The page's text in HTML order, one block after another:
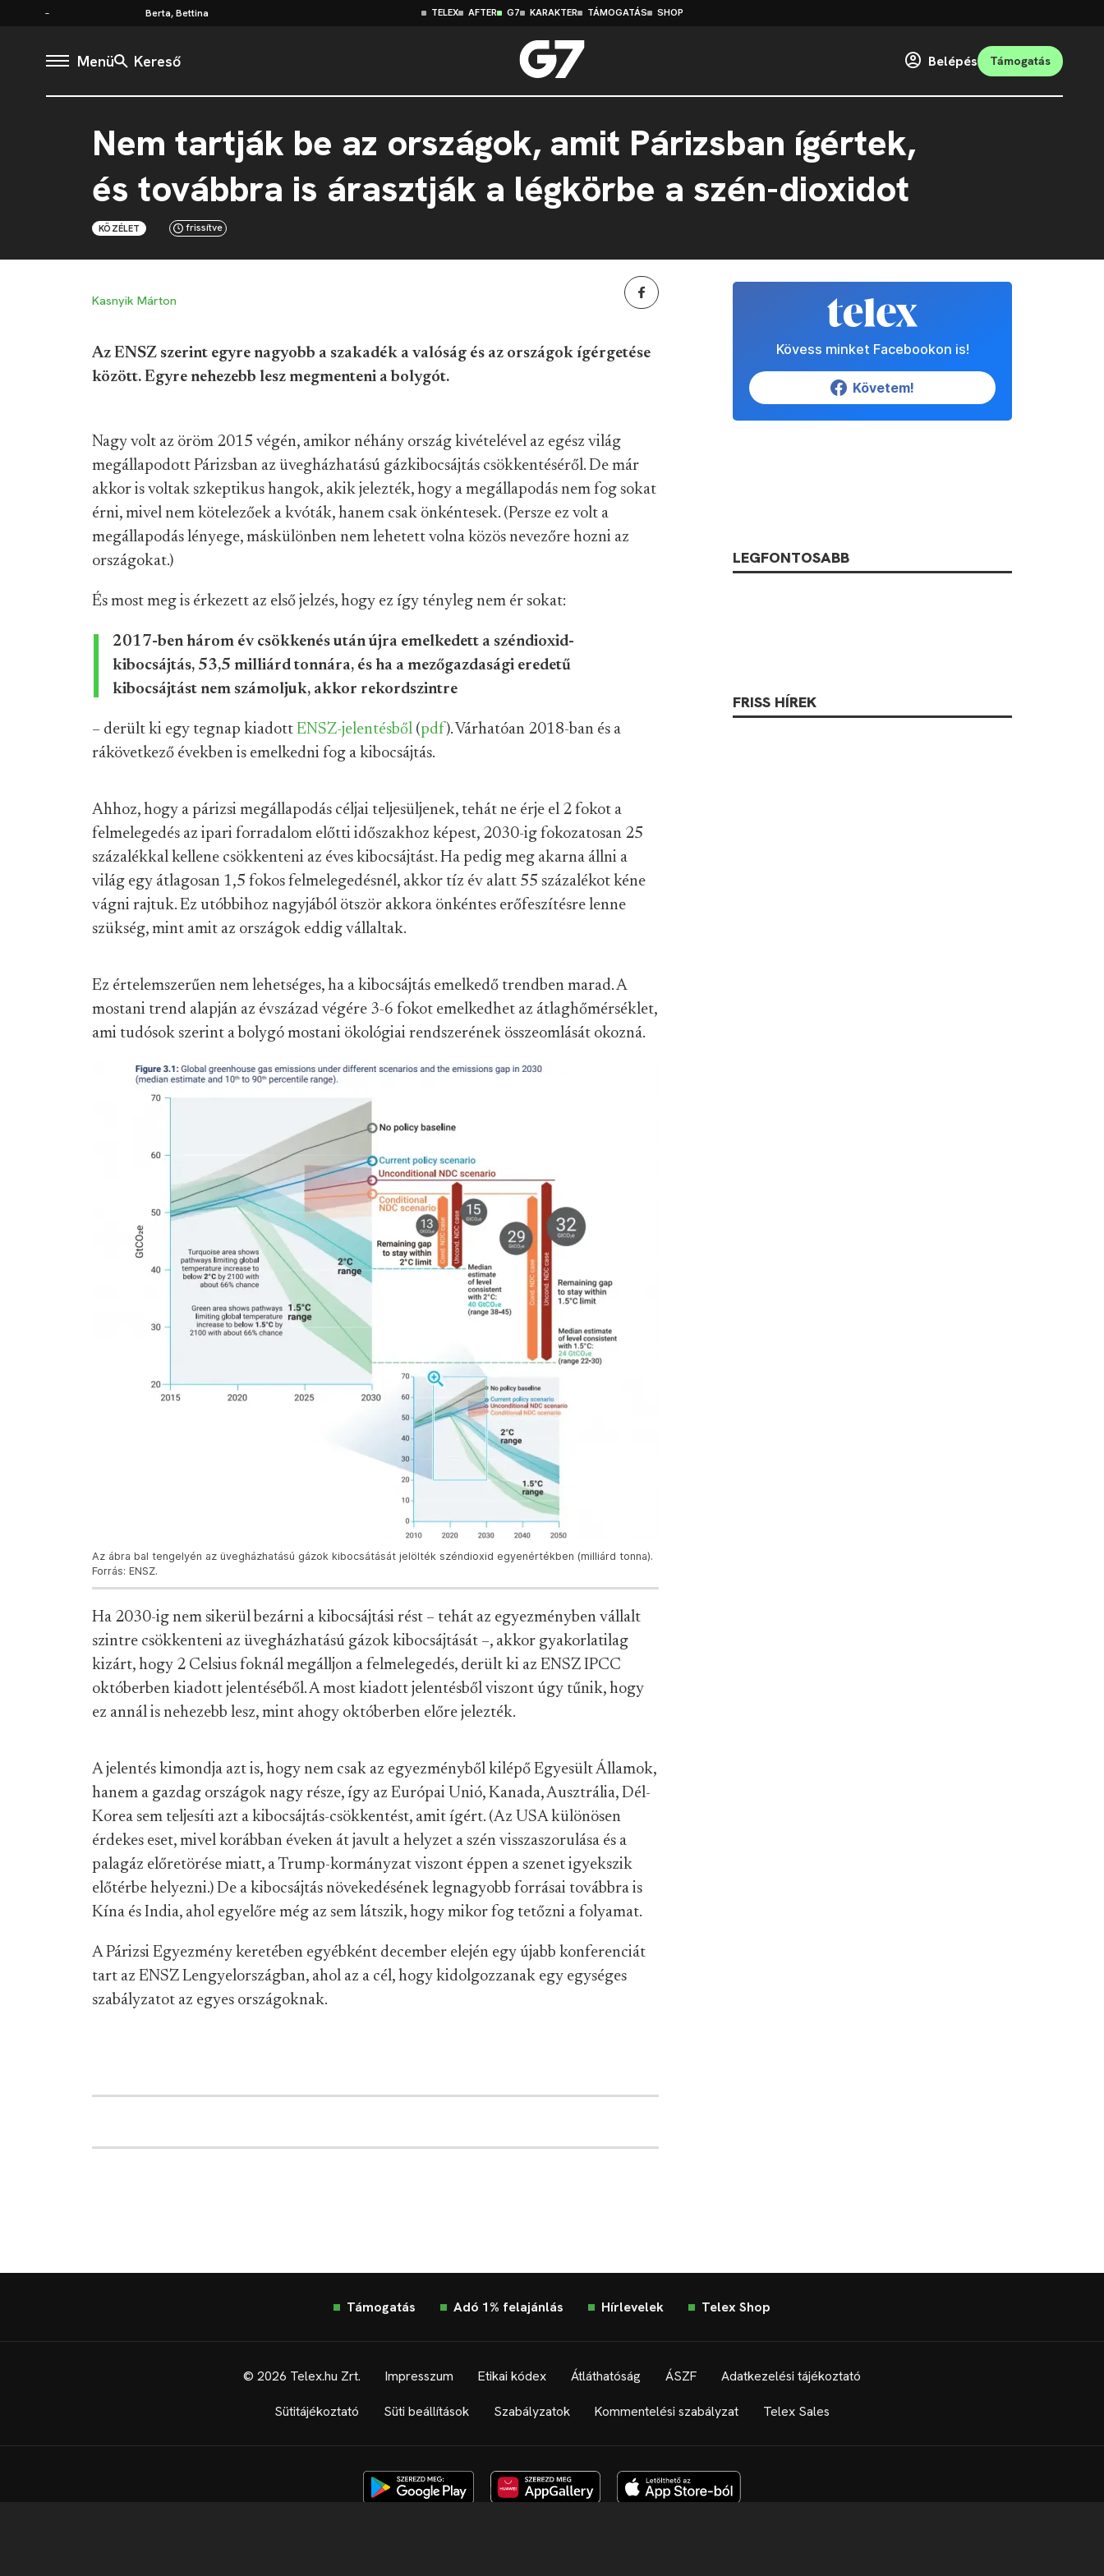
Berta, Bettina TELEX AFTER G7 KARAKTER TÁMOGATÁS SHOP
Menü Kereső Belépés Támogatás
Nem tartják be az országok, amit Párizsban ígértek,
és továbbra is árasztják a légkörbe a szén-dioxidot
KÖZÉLET frissítve
Kasnyik Márton
Az ENSZ szerint egyre nagyobb a szakadék a valóság és az országok ígérgetése
között. Egyre nehezebb lesz megmenteni a bolygót.
Nagy volt az öröm 2015 végén, amikor néhány ország kivételével az egész világ
megállapodott Párizsban az üvegházhatású gázkibocsájtás csökkentéséről. De már
akkor is voltak szkeptikus hangok, akik jelezték, hogy a megállapodás nem fog sokat
érni, mivel nem kötelezőek a kvóták, hanem csak önkéntesek. (Persze ez volt a
megállapodás lényege, máskülönben nem lehetett volna közös nevezőre hozni az
országokat.)
És most meg is érkezett az első jelzés, hogy ez így tényleg nem ér sokat:
2017-ben három év csökkenés után újra emelkedett a széndioxid-
kibocsájtás, 53,5 milliárd tonnára, és ha a mezőgazdasági eredetű
kibocsájtást nem számoljuk, akkor rekordszintre
– derült ki egy tegnap kiadott ENSZ-jelentésből (pdf). Várhatóan 2018-ban és a
rákövetkező években is emelkedni fog a kibocsájtás.
Ahhoz, hogy a párizsi megállapodás céljai teljesüljenek, tehát ne érje el 2 fokot a
felmelegedés az ipari forradalom előtti időszakhoz képest, 2030-ig fokozatosan 25
százalékkal kellene csökkenteni az éves kibocsájtást. Ha pedig meg akarna állni a
világ egy átlagosan 1,5 fokos felmelegedésnél, akkor tíz év alatt 55 százalékot kéne
vágni rajtuk. Ez utóbbihoz nagyjából ötször akkora önkéntes erőfeszítésre lenne
szükség, mint amit az országok eddig vállaltak.
Ez értelemszerűen nem lehetséges, ha a kibocsájtás emelkedő trendben marad. A
mostani trend alapján az évszázad végére 3-6 fokot emelkedhet az átlaghőmérséklet,
ami tudósok szerint a bolygó mostani ökológiai rendszerének összeomlását okozná.
Az ábra bal tengelyén az üvegházhatású gázok kibocsátását jelölték széndioxid egyenértékben (milliárd tonna).
Forrás: ENSZ.
Ha 2030-ig nem sikerül bezárni a kibocsájtási rést – tehát az egyezményben vállalt
szintre csökkenteni az üvegházhatású gázok kibocsájtását –, akkor gyakorlatilag
kizárt, hogy 2 Celsius foknál megálljon a felmelegedés, derült ki az ENSZ IPCC
októberben kiadott jelentéséből. A most kiadott jelentésből viszont úgy tűnik, hogy
ez annál is nehezebb lesz, mint ahogy októberben előre jelezték.
A jelentés kimondja azt is, hogy nem csak az egyezményből kilépő Egyesült Államok,
hanem a gazdag országok nagy része, így az Európai Unió, Kanada, Ausztrália, Dél-
Korea sem teljesíti azt a kibocsájtás-csökkentést, amit ígért. (Az USA különösen
érdekes eset, mivel korábban éveken át javult a helyzet a szén visszaszorulása és a
palagáz előretörése miatt, a Trump-kormányzat viszont éppen a szenet igyekszik
előtérbe helyezni.) De a kibocsájtás növekedésének legnagyobb forrásai továbbra is
Kína és India, ahol egyelőre még az sem látszik, hogy mikor fog tetőzni a folyamat.
A Párizsi Egyezmény keretében egyébként december elején egy újabb konferenciát
tart az ENSZ Lengyelországban, ahol az a cél, hogy kidolgozzanak egy egységes
szabályzatot az egyes országoknak.
Kövess minket Facebookon is!
Követem!
LEGFONTOSABB
FRISS HÍREK
Támogatás Adó 1% felajánlás Hírlevelek Telex Shop
© 2026 Telex.hu Zrt. Impresszum Etikai kódex Átláthatóság ÁSZF Adatkezelési tájékoztató
Sütitájékoztató Süti beállítások Szabályzatok Kommentelési szabályzat Telex Sales